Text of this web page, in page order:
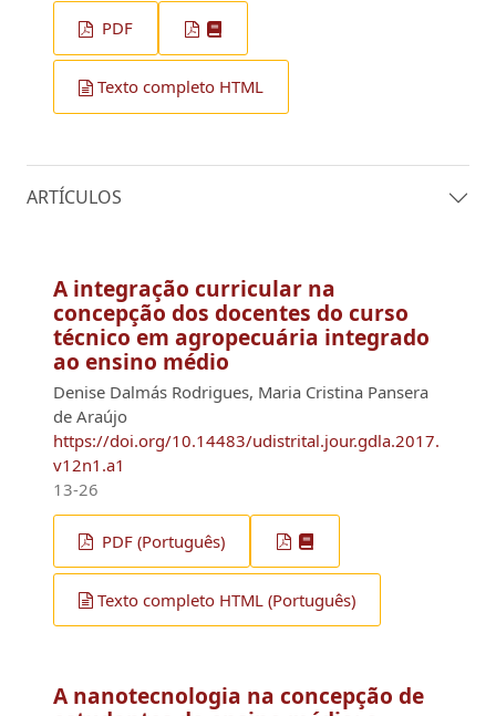
PDF
Texto completo HTML
ARTÍCULOS
A integração curricular na
concepção dos docentes do curso
técnico em agropecuária integrado
ao ensino médio
Denise Dalmás Rodrigues, Maria Cristina Pansera
de Araújo
https://doi.org/10.14483/udistrital.jour.gdla.2017.
v12n1.a1
13-26
PDF (Português)
Texto completo HTML (Português)
A nanotecnologia na concepção de